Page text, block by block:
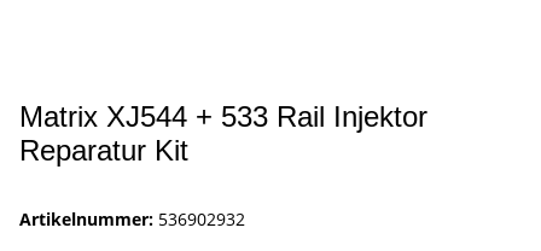
Matrix XJ544 + 533 Rail Injektor
Reparatur Kit
Artikelnummer: 536902932